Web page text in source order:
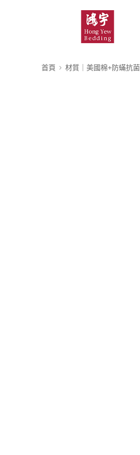
首頁 材質｜美國棉+防蟎抗菌